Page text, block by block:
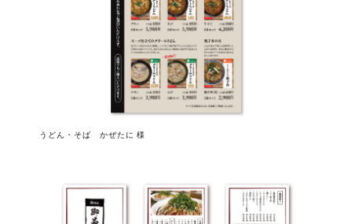
うどん・そば かぜたに 様